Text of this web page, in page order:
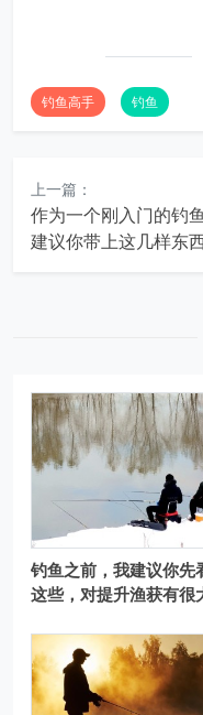
钓鱼高手 钓鱼
上一篇：
作为一个刚入门的钓
建议你带上这几样东
钓鱼之前，我建议你先
这些，对提升渔获有很